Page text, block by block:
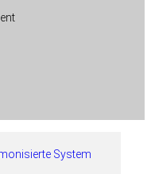
System